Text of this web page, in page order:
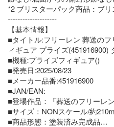
*2 ブリスターパック商品：ブ
--------------------
【基本情報】
■タイトル:フリーレン 葬送の
ィギュア プライズ(451916900)
■機種:プライズフィギュア()
■発売日:2025/08/23
■メーカー品番:451916900
■JAN/EAN:
■登場作品：『葬送のフリーレン
■サイズ：NONスケール/約
■商品形態：塗装済み完成品